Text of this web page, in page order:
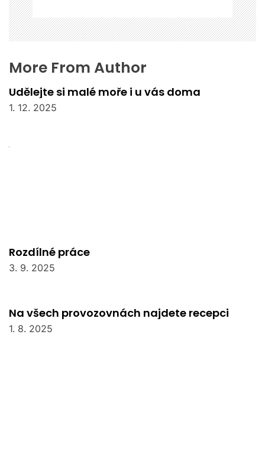
More From Author
Udělejte si malé moře i u vás doma
1. 12. 2025
Rozdílné práce
3. 9. 2025
Na všech provozovnách najdete recepci
1. 8. 2025